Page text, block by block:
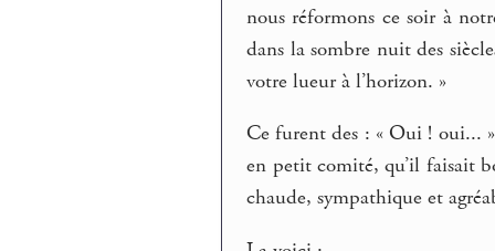
nous réformons ce soir à
dans la sombre nuit des
votre lueur à l’horizon. »
Ce furent des : « Oui ! oui...
en petit comité, qu’il faisait
chaude, sympathique et